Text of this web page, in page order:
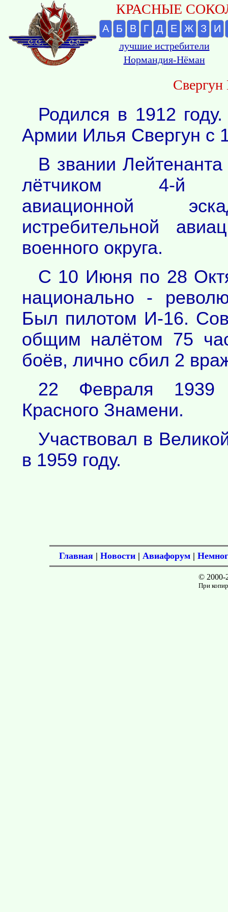
КРАСНЫЕ
А Б В Г Д Е Ж З И
лучшие истребители
Нормандия-Нёман
Родился в 1912
Армии Илья Свергун с
В звании
лётчиком 4-й
авиационной
истребительной
военного округа.
С 10 Июня по 28
национально -
Был пилотом И-16.
общим налётом 75
боёв, лично сбил 2
22 Февраля 1939
Красного Знамени.
Участвовал в
в 1959 году.
Главная | Новости | Авиафорум |
© 2000-
При